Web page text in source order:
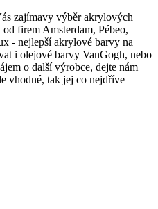
zajímavy výběr akrylových
firem Amsterdam, Pébeo,
- nejlepší akrylové barvy na
i olejové barvy VanGogh, nebo
o další výrobce, dejte nám
vhodné, tak jej co nejdříve